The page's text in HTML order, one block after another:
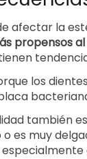
afectar la
propensos
los
también
es muy